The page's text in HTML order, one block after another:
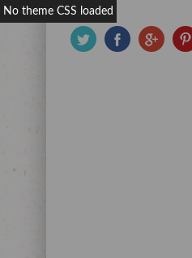
No theme CSS loaded